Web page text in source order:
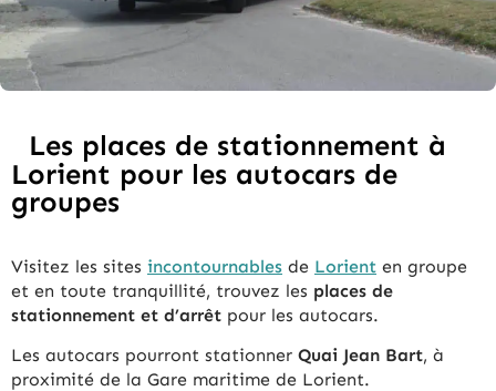
Les places de stationnement à
Lorient pour les autocars de
groupes
Visitez les sites incontournables de Lorient en groupe
et en toute tranquillité, trouvez les places de
stationnement et d’arrêt pour les autocars.
Les autocars pourront stationner Quai Jean Bart, à
proximité de la Gare maritime de Lorient.